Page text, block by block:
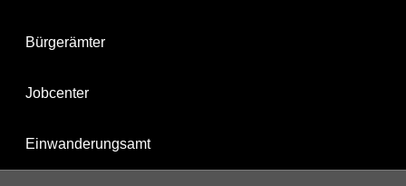
Bürgerämter
Jobcenter
Einwanderungsamt